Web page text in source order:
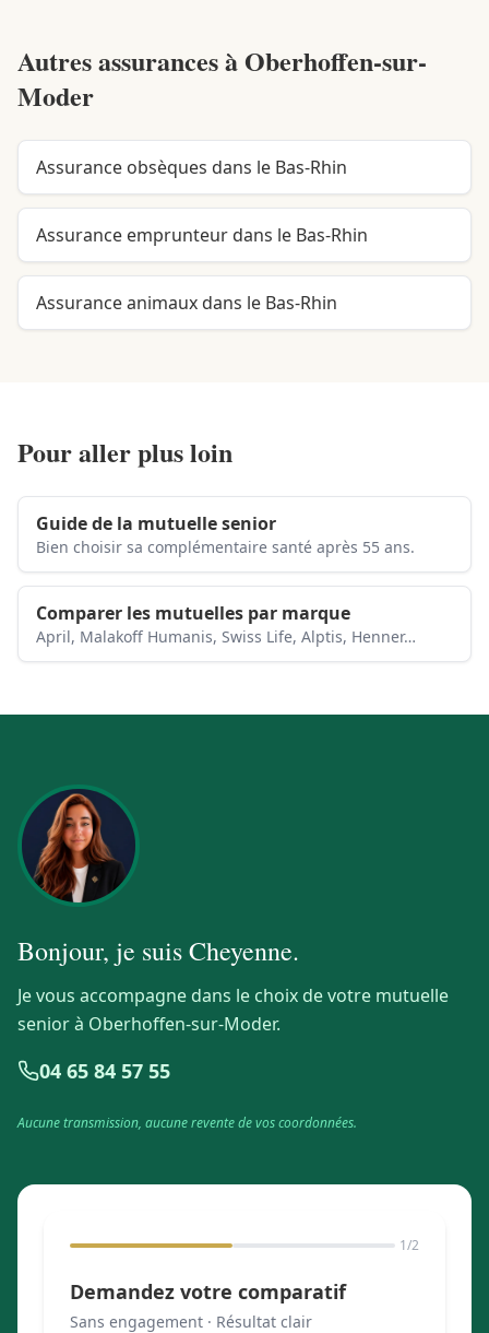
Autres assurances àOberhoffen-sur-
Moder
Assurance obsèques dans le Bas-Rhin
Assurance emprunteur dans le Bas-Rhin
Assurance animaux dans le Bas-Rhin
Pour aller plus loin
Guide de la mutuelle senior
Bien choisir sa complémentaire santé après 55 ans.
Comparer les mutuelles par marque
April, Malakoff Humanis, Swiss Life, Alptis, Henner…
Bonjour, je suisCheyenne.
Je vous accompagne dans le choix de votre mutuelle
senior à Oberhoffen-sur-Moder.
04 65 84 57 55
Aucune transmission, aucune revente de vos coordonnées.
1/2
Demandez votre comparatif
Sans engagement · Résultat clair